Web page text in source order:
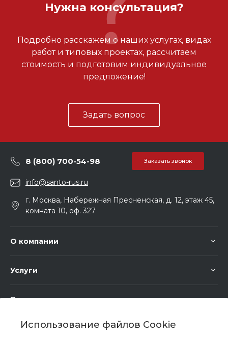
Использование файлов Cookie
Нужна консультация?
Подробно расскажем о наших услугах, видах
работ и типовых проектах, рассчитаем
стоимость и подготовим индивидуальное
предложение!
Задать вопрос
8 (800) 700-54-98 Заказать звонок
info@santo-rus.ru
г. Москва, Набережная Пресненская, д. 12, этаж 45,
комната 10, оф. 327
О компании
Услуги
Помощь